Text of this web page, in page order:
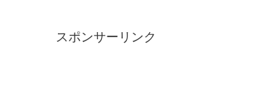
スポンサーリンク